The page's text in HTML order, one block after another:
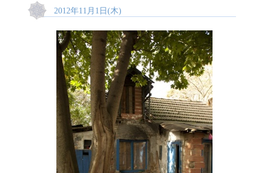
2012年11月1日(木)